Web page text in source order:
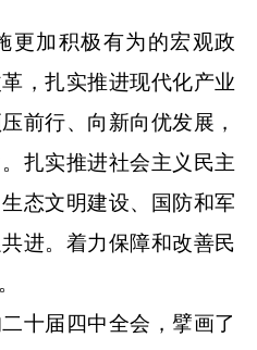
加积极有为的宏观政
，扎实推进现代化产业
前行、向新向优发展，
扎实推进社会主义民主
态文明建设、国防和军
进。着力保障和改善民
届四中全会，擘画了